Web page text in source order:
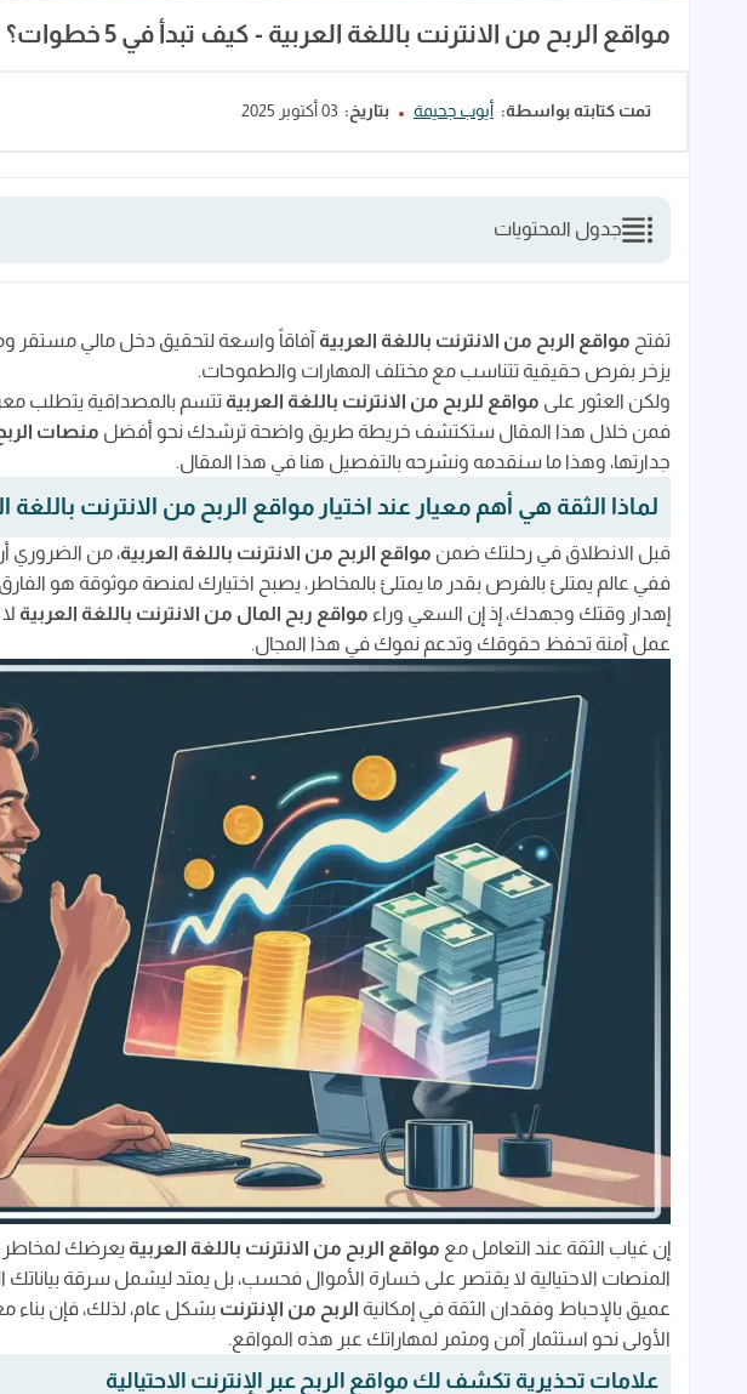
مواقع الربح من الانترنت باللغة العربية - كيف تبدأ في 5 خطوات؟
تمت كتابته بواسطة: أيوب جحيمة بتاريخ: 03 أكتوبر 2025
جدول المحتويات
كيف تحققنا من مصداقية منصات الربح من الإنترنت في هذا المقال؟
تحديد مسارك الأول لاختيار أفضل مواقع الربح من الانترنت باللغة العربية التي
تقييم مهاراتك ومواردك كنقطة انطلاق نحو الربح من الإنترنت
جدول مقارنة سريع لمسارات الربح من الإنترنت الرئيسية
موقع مستقل (Mostaql) للمشاريع الكبيرة والمتوسطة
منصة خمسات (Khamsat) لبيع وشراء الخدمات المصغرة
دليل المبتدئين المصغر لتحقيق أول ربح لك من مواقع العمل الحر العربية
مواقع الربح من الانترنت باللغة العربية عبر التسويق بالعمولة
ما هو التسويق بالعمولة وكيف يعمل ببساطة للمبتدئين
أفضل برامج التسويق بالعمولة التي تدعم المسوقين العرب
مواقع الربح من الانترنت باللغة العربية للتجارة الإلكترونية لبناء مشروعك
ما هو الفرق بين التجارة الإلكترونية التقليدية والدروب شيبينغ؟
منصات عربية لإنشاء متجرك الإلكتروني والربح باللغة العربية بسهولة
طرق إضافية ومواقع ربح المال من الانترنت مضمونة للمبتدئين
الربح من خلال ملء استطلاعات الرأي عبر مواقع موثوقة
تحقيق الدخل من المحتوى عبر يوتيوب وجوجل أدسنس
بيع الصور عبر الإنترنت للمصورين الهواة والمحترفين
أسئلة شائعة حول مواقع الربح من الانترنت باللغة العربية
كيف تربح من جوجل 100 دولار يومياً؟
هل يوجد تطبيق حقيقي لربح المال؟
ما هي أفضل مواقع الربح من الإنترنت عن طريق مشاهدة الإعلانات؟
ما هي الشركة التي تدفع لك المال مقابل مشاهدة الفيديوهات فقط؟
كيف تربح المال من الهاتف؟
تفتح مواقع الربح من الانترنت باللغة العربية آفاقاً واسعة لتحقيق دخل مالي مستقر
يزخر بفرص حقيقية تتناسب مع مختلف المهارات والطموحات.
ولكن العثور على مواقع للربح من الانترنت باللغة العربية تتسم بالمصداقية يتطلب
فمن خلال هذا المقال ستكتشف خريطة طريق واضحة ترشدك نحو أفضل منصات
جدارتها، وهذا ما سنقدمه ونشرحه بالتفصيل هنا في هذا المقال.
لماذا الثقة هي أهم معيار عند اختيار مواقع الربح من الانترنت باللغة
قبل الانطلاق في رحلتك ضمن مواقع الربح من الانترنت باللغة العربية، من الضروري
ففي عالم يمتلئ بالفرص بقدر ما يمتلئ بالمخاطر، يصبح اختيارك لمنصة موثوقة هو
إهدار وقتك وجهدك، إذ إن السعي وراء مواقع ربح المال من الانترنت باللغة العربية
عمل آمنة تحفظ حقوقك وتدعم نموك في هذا المجال.
إن غياب الثقة عند التعامل مع مواقع الربح من الانترنت باللغة العربية يعرضك لمخاطر
المنصات الاحتيالية لا يقتصر على خسارة الأموال فحسب، بل يمتد ليشمل سرقة
عميق بالإحباط وفقدان الثقة في إمكانية الربح من الإنترنت بشكل عام، لذلك، فإن
الأولى نحو استثمار آمن ومثمر لمهاراتك عبر هذه المواقع.
علامات تحذيرية تكشف لك مواقع الربح عبر الإنترنت الاحتيالية